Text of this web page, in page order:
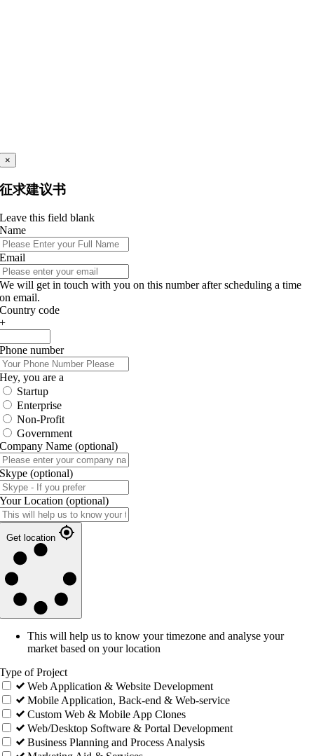
×
征求建议书
Leave this field blank
Name
Email
We will get in touch with you on this number after scheduling a time
on email.
Country code
+
Phone number
Hey, you are a
Startup
Enterprise
Non-Profit
Government
Company Name (optional)
Skype (optional)
Your Location (optional)
Get location
This will help us to know your timezone and analyse your
market based on your location
Type of Project
Web Application & Website Development
Mobile Application, Back-end & Web-service
Custom Web & Mobile App Clones
Web/Desktop Software & Portal Development
Business Planning and Process Analysis